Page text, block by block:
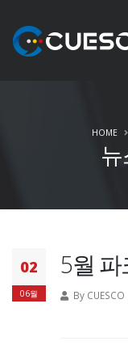
HOME
02
06월
5월
By CUESCO